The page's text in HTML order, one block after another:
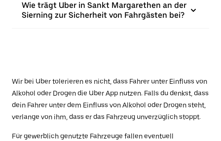
Wie trägt Uber in Sankt Margarethen an der
Sierning zur Sicherheit von Fahrgästen bei?
Wir bei Uber tolerieren es nicht, dass Fahrer unter Einfluss von
Alkohol oder Drogen die Uber App nutzen. Falls du denkst, dass
dein Fahrer unter dem Einfluss von Alkohol oder Drogen steht,
verlange von ihm, dass er das Fahrzeug unverzüglich stoppt.
Für gewerblich genutzte Fahrzeuge fallen eventuell